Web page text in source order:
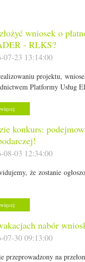
wniosek o
- RLKS?
07-23 13:14:00
projektu,
Platformy Usług
więcej
konkurs:
08-03 12:34:00
że zostanie
więcej
nabór
07-30 09:13:00
przeprowadzony na